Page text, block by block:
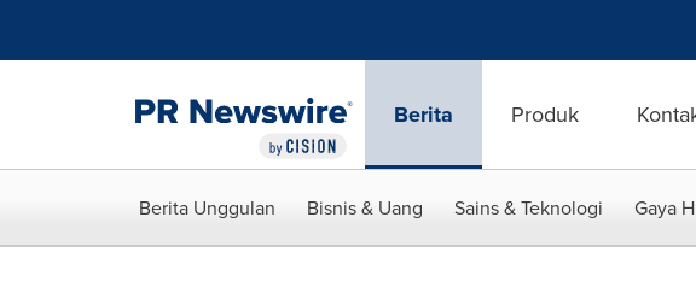
Berita Produk
Berita Unggulan Bisnis & Uang Sains & Teknologi Gaya